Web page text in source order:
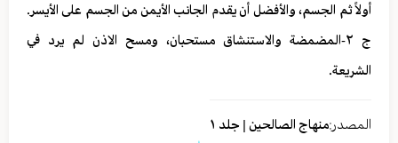
أولاً ثم الجسم، والأفضل أن يقدم الجانب الأيمن من الجسم على الأيسر.
ج ٢-المضمضة والاستنشاق مستحبان، ومسح الاذن لم يرد في
الشريعة.
المصدر:منهاج الصالحين | جلد ١